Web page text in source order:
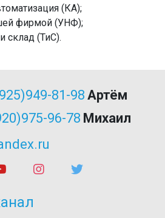
(КА);
фирмой (УНФ);
склад (ТиС).
81-98 Артём
96-78 Михаил